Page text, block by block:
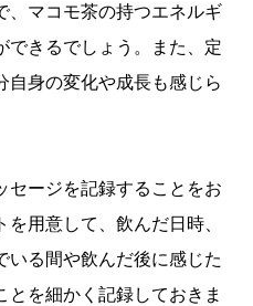
、マコモ茶の持つエネルギ
できるでしょう。また、定
自身の変化や成長も感じら
セージを記録することをお
用意して、飲んだ日時、
いる間や飲んだ後に感じた
とを細かく記録しておきま